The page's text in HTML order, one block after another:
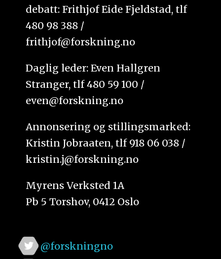
debatt: Frithjof Eide Fjeldstad, tlf
480 98 388 /
frithjof@forskning.no
Daglig leder: Even Hallgren
Stranger, tlf 480 59 100 /
even@forskning.no
Annonsering og stillingsmarked:
Kristin Jobraaten, tlf 918 06 038 /
kristin.j@forskning.no
Myrens Verksted 1A
Pb 5 Torshov, 0412 Oslo
@forskningno